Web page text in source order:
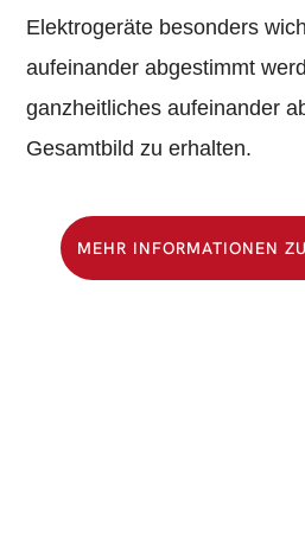
Elektrogeräte besonders
aufeinander abgestimmt
ganzheitliches aufeinander
Gesamtbild zu erhalten.
MEHR INFORMATIONEN